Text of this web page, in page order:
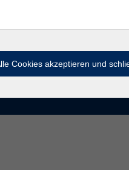
Cookies akzeptieren und